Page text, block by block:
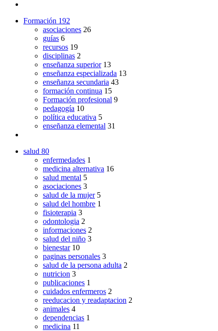
Formación 192
asociaciones 26
guías 6
recursos 19
disciplinas 2
enseñanza superior 13
enseñanza especializada 13
enseñanza secundaria 43
formación continua 15
Formación profesional 9
pedagogía 10
política educativa 5
enseñanza elemental 31
salud 80
enfermedades 1
medicina alternativa 16
salud mental 5
asociaciones 3
salud de la mujer 5
salud del hombre 1
fisioterapia 3
odontologia 2
informaciones 2
salud del niño 3
bienestar 10
paginas personales 3
salud de la persona adulta 2
nutricion 3
publicaciones 1
cuidados enfermeros 2
reeducacion y readaptacion 2
animales 4
dependencias 1
medicina 11